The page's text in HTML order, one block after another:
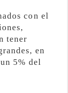
con el
tener
en
5% del